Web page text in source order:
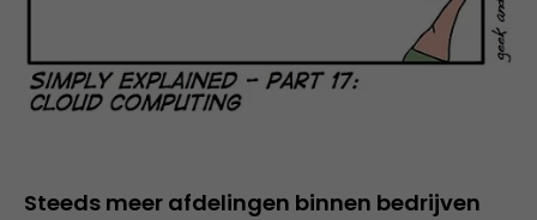
Steeds meer afdelingen binnen bedrijven